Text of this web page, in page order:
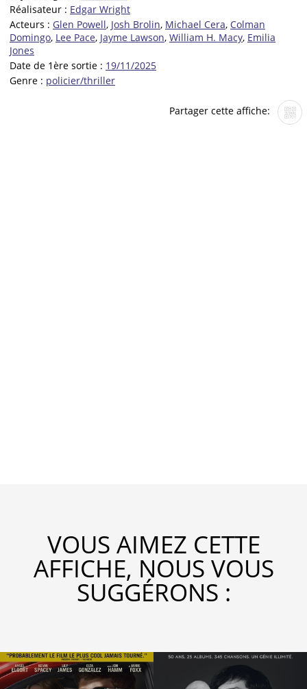
Réalisateur : Edgar Wright
Acteurs : Glen Powell, Josh Brolin, Michael Cera, Colman
Domingo, Lee Pace, Jayme Lawson, William H. Macy, Emilia
Jones
Date de 1ère sortie : 19/11/2025
Genre : policier/thriller
Partager cette affiche:
VOUS AIMEZ CETTE
AFFICHE, NOUS VOUS
SUGGÉRONS :